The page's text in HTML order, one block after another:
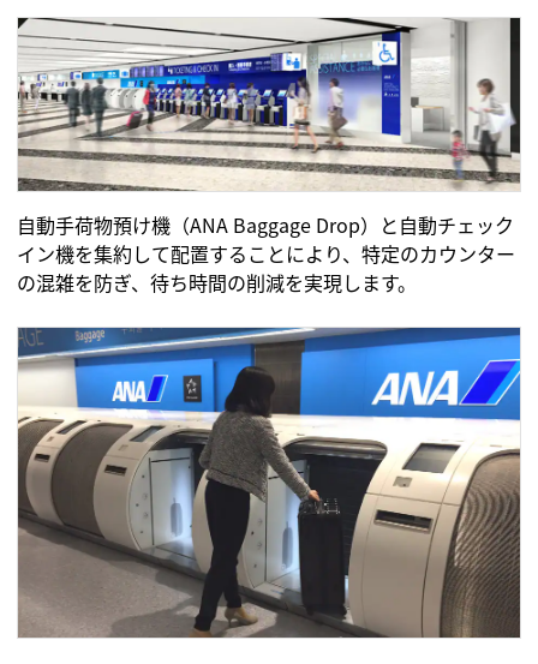
自動手荷物預け機（ANA Baggage Drop）と自動チェック
イン機を集約して配置することにより、特定のカウンター
の混雑を防ぎ、待ち時間の削減を実現します。